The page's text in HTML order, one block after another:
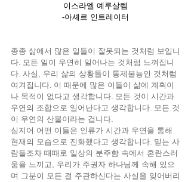
이스라엘 예루살렘
-아셰르 인트레이터
종종 삶에서 많은 일들이 잘못되는 것처럼 보입니
다. 모든 일이 우연히 일어나는 것처럼 느껴집니
다. 사실, 우리 삶의 상황들이 통제불능인 것처럼
여겨집니다. 이 때문에 많은 이들이 삶에 계획이
나 목적이 없다고 생각합니다. 모든 것이 시간과
우연의 조합으로 일어난다고 생각합니다. 모든 것
이 우연의 산물이라는 겁니다.
심지어 어떤 이들은 인류가 시간과 우연을 통해
현재의 모습으로 진화했다고 생각합니다. 믿는 사
람들조차 때때로 일상의 분주함 속에서 혼란스러
움을 느끼고, 우리가 주권자 하나님께 속해 있으
며 그분이 모든 걸 주관하신다는 사실을 잊어버리